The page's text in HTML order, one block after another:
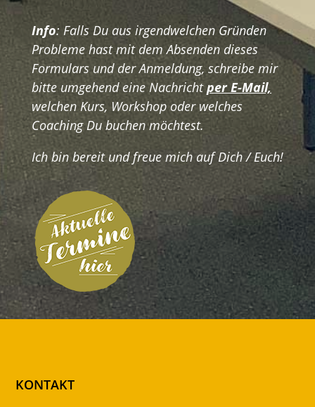
Info: Falls Du aus irgendwelchen Gründen
Probleme hast mit dem Absenden dieses
Formulars und der Anmeldung, schreibe mir
bitte umgehend eine Nachrichtper E-Mail,
welchen Kurs, Workshop oder welches
Coaching Du buchen möchtest.
Ich bin bereit und freue mich auf Dich / Euch!
KONTAKT